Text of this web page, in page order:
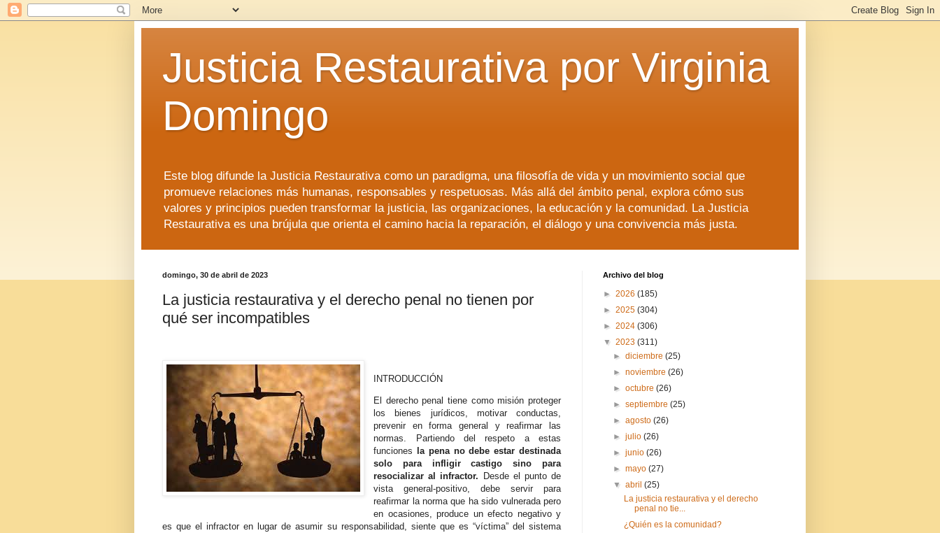
Justicia Restaurativa por Virginia
Domingo
Este blog difunde la Justicia Restaurativa como un paradigma, una filosofía de vida y un movimiento social que
promueve relaciones más humanas, responsables y respetuosas. Más allá del ámbito penal, explora cómo sus
valores y principios pueden transformar la justicia, las organizaciones, la educación y la comunidad. La Justicia
Restaurativa es una brújula que orienta el camino hacia la reparación, el diálogo y una convivencia más justa.
domingo, 30 de abril de 2023
La justicia restaurativa y el derecho penal no tienen por
qué ser incompatibles
INTRODUCCIÓN
El derecho penal tiene como misión proteger
los bienes jurídicos, motivar conductas,
prevenir en forma general y reafirmar las
normas. Partiendo del respeto a estas
funciones
la pena no debe estar destinada
solo para infligir castigo sino para
resocializar al infractor.
Desde el punto de
vista general-positivo, debe servir para
reafirmar la norma que ha sido vulnerada pero
en ocasiones, produce un efecto negativo y
es que el infractor en lugar de asumir su responsabilidad, siente que es “víctima” del sistema
Archivo del blog
► 2026 (185)
► 2025 (304)
► 2024 (306)
▼ 2023 (311)
►diciembre(25)
►noviembre(26)
►octubre(26)
►septiembre(25)
►agosto(26)
►julio(26)
►junio(26)
►mayo(27)
▼abril(25)
La justicia restaurativa y el derecho
penal no tie...
¿Quién es la comunidad?